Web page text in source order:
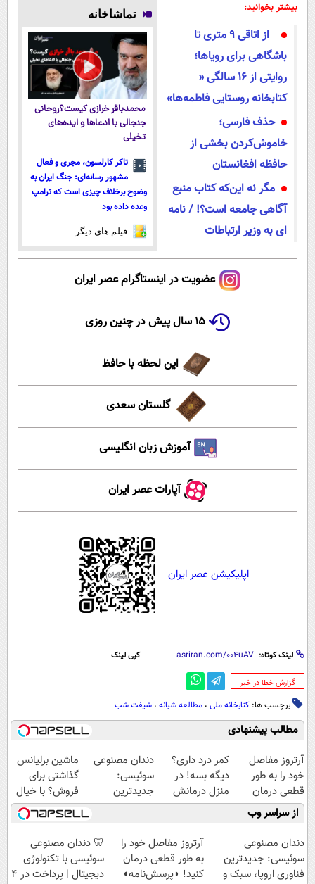
۱۴۰۴
داریم!😍 | 📍
تهران
فناوری اروپا،
سبک و مقاوم |
پرداخت قسطی
بیشتر بخوانید:
از اتاقی ۹ متری تا
باشگاهی برای رویاها؛
روایتی از 16 سالگی «
کتابخانه روستایی فاطمه‌ها»
حذف فارسی؛
خاموش‌کردن بخشی از
حافظه افغانستان
مگر نه این‌که کتاب منبع
آگاهی جامعه است؟! / نامه
ای به وزیر ارتباطات
تماشاخانه
محمدباقر خرازی کیست؟روحانی
جنجالی با ادعاها و ایده‌های
تخیلی
تاکر کارلسون، مجری و فعال
مشهور رسانه‌ای: جنگ ایران به
وضوح برخلاف چیزی است که ترامپ
وعده داده بود
فیلم های دیگر
عضویت در اینستاگرام عصر ایران
۱۵ سال پیش در چنین روزی
این لحظه با حافظ
گلستان سعدی
آموزش زبان انگلیسی
آپارات عصر ایران
اپلیکیشن عصر ایران
لینک کوتاه: کپی لینک
‌گزارش خطا در خبر
برچسب ها: کتابخانه ملی ، مطالعه شبانه ، شیفت شب
مطالب پیشنهادی
آرتروز مفاصل
خود را به طور
قطعی درمان
کنید!
◗پرسش‌نامه◖
کمر درد داری؟
دیگه بسه! در
منزل درمانش
کن
(◀پرسش‌نامه)
دندان مصنوعی
سوئیسی:
جدیدترین
فناوری اروپا،
سبک و مقاوم |
پرداخت قسطی
ماشین برلیانس
گذاشتی برای
فروش؟ با خیال
راحت بفروش
از سراسر وب
دندان مصنوعی
سوئیسی: جدیدترین
فناوری اروپا، سبک و
آرتروز مفاصل خود را
به طور قطعی درمان
کنید! ◗پرسش‌نامه◖
🦷 دندان مصنوعی
سوئیسی با تکنولوژی
دیجیتال | پرداخت در 4